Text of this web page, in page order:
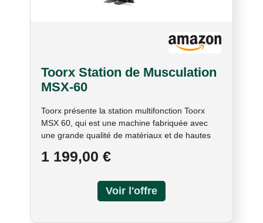
Toorx Station de Musculation
MSX-60
Toorx présente la station multifonction Toorx
MSX 60, qui est une machine fabriquée avec
une grande qualité de matériaux et de hautes
multifonction pèse 134 kg, avec des tubes en
principaux exercices réalisables sur la station
multifonction MSX 60 travaillent sur les zones
1 199,00 €